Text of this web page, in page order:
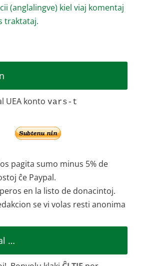
(anglalingve) kiel viaj komentaj
traktataj.
UEA konto vars-t
pagita sumo minus 5% de
ĉe Paypal.
en la listo de donacintoj.
se vi volas resti anonima
…